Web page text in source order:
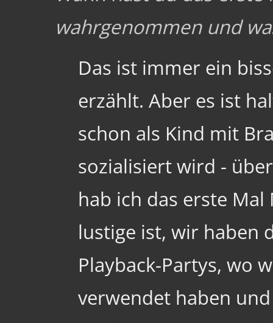
wahrgenommen und
Das ist immer ein
erzählt. Aber es ist
schon als Kind mit
sozialisiert wird -
hab ich das erste
lustige ist, wir haben
Playback-Partys, wo
verwendet haben